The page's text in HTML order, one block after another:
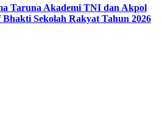
Taruna Akademi TNI dan Akpol
Sekolah Rakyat Tahun 2026